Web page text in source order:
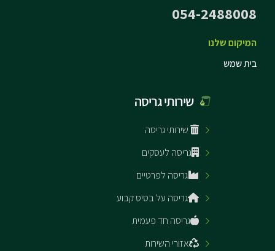
054-2488008
המיקום שלנו
בית שמש
שירותי גריסה
שירותי גריסה
גריסה לעסקים
גריסה לפרטיים
גריסה על בסיס קבוע
גריסה חד פעמית
אזורי השירות